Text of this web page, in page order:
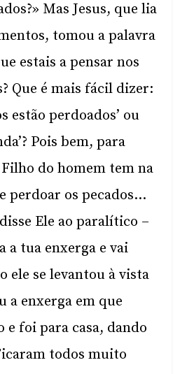
Mas Jesus, que lia
tomou a palavra
estais a pensar nos
Que é mais fácil dizer:
estão perdoados’ ou
Pois bem, para
do homem tem na
perdoar os pecados…
Ele ao paralítico –
a tua enxerga e vai
ele se levantou à vista
a enxerga em que
e foi para casa, dando
todos muito